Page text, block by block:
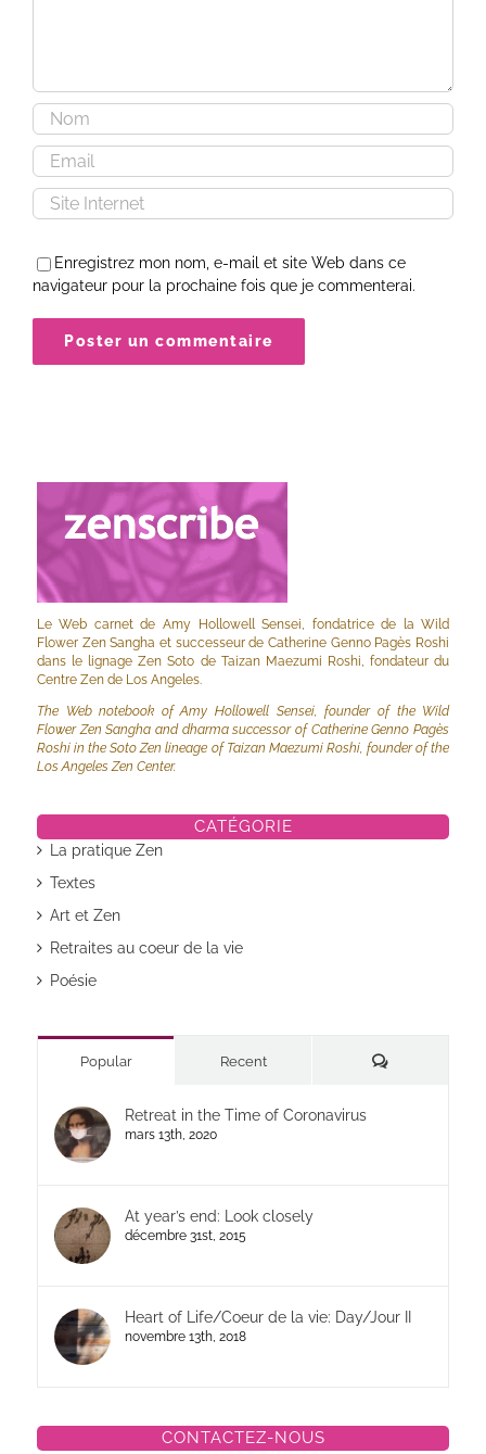
Enregistrez mon nom, e-mail et site Web dans ce
navigateur pour la prochaine fois que je commenterai.
Le Web carnet de Amy Hollowell Sensei, fondatrice de la Wild
Flower Zen Sangha et successeur de Catherine Genno Pagès Roshi
dans le lignage Zen Soto de Taizan Maezumi Roshi, fondateur du
Centre Zen de Los Angeles.
The Web notebook of Amy Hollowell Sensei, founder of the Wild
Flower Zen Sangha and dharma successor of Catherine Genno Pagès
Roshi in the Soto Zen lineage of Taizan Maezumi Roshi, founder of the
Los Angeles Zen Center.
CATÉGORIE
La pratique Zen
Textes
Art et Zen
Retraites au coeur de la vie
Poésie
Popular Recent Commentaires
Retreat in the Time of Coronavirus
mars 13th, 2020
At year’s end: Look closely
décembre 31st, 2015
Heart of Life/Coeur de la vie: Day/Jour II
novembre 13th, 2018
CONTACTEZ-NOUS